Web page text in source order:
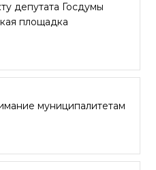
депутата Госдумы
площадка
муниципалитетам